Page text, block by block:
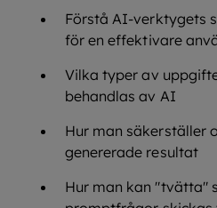
Förstå AI-verktygets
för en effektivare
Vilka typer av
behandlas av AI
Hur man säkerställer
genererade resultat
Hur man kan "tvätta"